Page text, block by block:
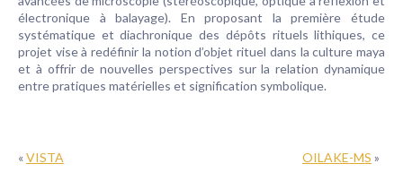
électronique à balayage). En proposant la première étude
systématique et diachronique des dépôts rituels lithiques, ce
projet vise à redéfinir la notion d’objet rituel dans la culture maya
et à offrir de nouvelles perspectives sur la relation dynamique
entre pratiques matérielles et signification symbolique.
«VISTA OILAKE-MS »